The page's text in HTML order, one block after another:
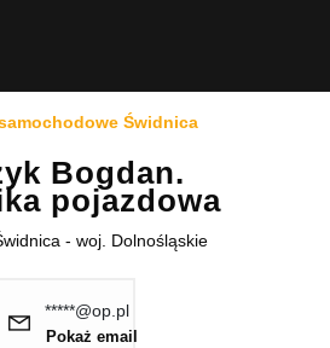
Świdnica
Bogdan.
pojazdowa
- woj. Dolnośląskie
*****@op.pl
Pokaż email